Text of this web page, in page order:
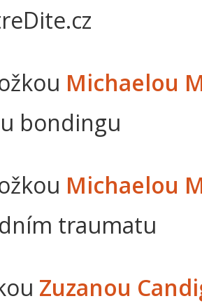
Michaelou
bondingu
Michaelou
traumatu
Zuzanou